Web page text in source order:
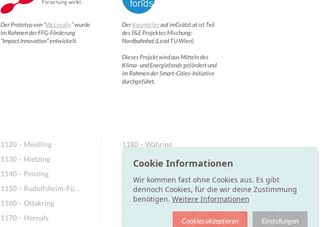
2026
2026
Der Prototyp von “WeLocally” wurde
im Rahmen der FFG-Förderung
“Impact Innovation” entwickelt.
DerRaumteilerauf imGrätzl.at ist Teil
des F&E Projektes Mischung:
Nordbahnhof (Lead TU Wien).
Dieses Projekt wird aus Mitteln des
Klima- und Energiefonds gefördert und
im Rahmen der Smart-Cities-Initiative
durchgeführt.
1120 – Meidling
1130 – Hietzing
1140 – Penzing
1150 – Rudolfsheim-Fünfhaus
1160 – Ottakring
1170 – Hernals
1180 – Währing
1190 – Döbling
1200 – Brigittenau
1210 – Floridsdorf
1220 – Donaustadt
1230 – Liesing
Cookie Informationen
Wir kommen fast ohne Cookies aus. Es gibt
dennoch Cookies, für die wir deine Zustimmung
benötigen. Weitere Informationen
Cookies akzeptieren Einstellungen